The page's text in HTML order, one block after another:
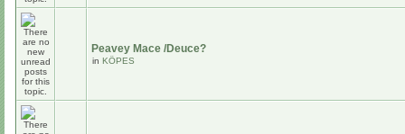
Peavey Mace /Deuce?
in KÖPES